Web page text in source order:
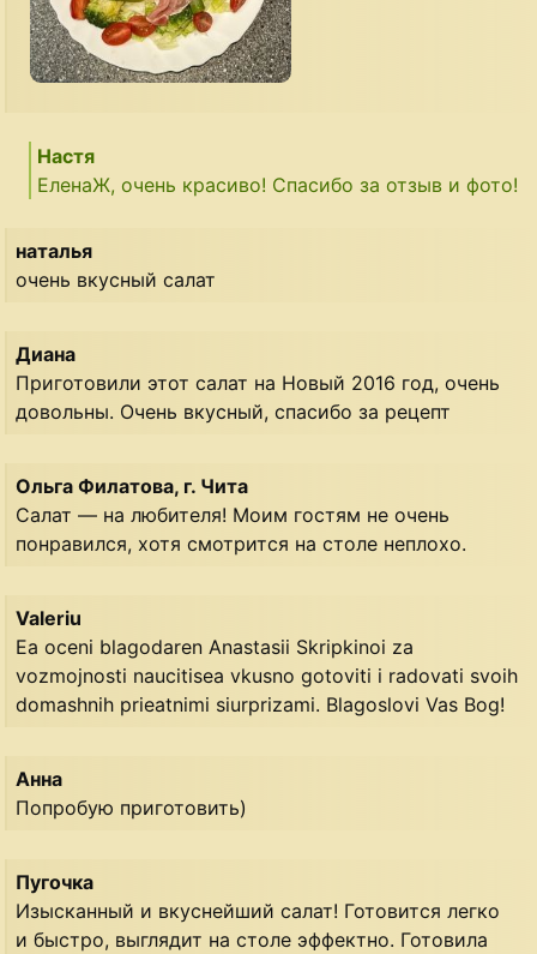
Настя
ЕленаЖ, очень красиво! Спасибо за отзыв и фото!
наталья
очень вкусный салат
Диана
Приготовили этот салат на Новый 2016 год, очень
довольны. Очень вкусный, спасибо за рецепт
Ольга Филатова, г. Чита
Салат — на любителя! Моим гостям не очень
понравился, хотя смотрится на столе неплохо.
Valeriu
Ea oceni blagodaren Anastasii Skripkinoi za
vozmojnosti naucitisea vkusno gotoviti i radovati svoih
domashnih prieatnimi siurprizami. Blagoslovi Vas Bog!
Анна
Попробую приготовить)
Пугочка
Изысканный и вкуснейший салат! Готовится легко
и быстро, выглядит на столе эффектно. Готовила